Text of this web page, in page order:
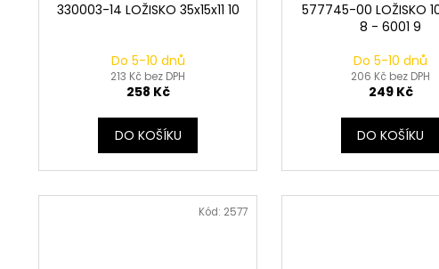
330003-14 LOŽISKO 35x15x11 10
Do 5-10 dnů
213 Kč bez DPH
258 Kč
DO KOŠÍKU
577745-00 LOŽISKO
8 - 6001 9
Do 5-10 dnů
206 Kč bez DPH
249 Kč
DO KOŠÍKU
Kód: 2577